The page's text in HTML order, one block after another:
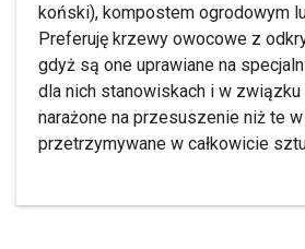
koński), kompostem ogrodowym
Preferuję krzewy owocowe z
gdyż są one uprawiane na
dla nich stanowiskach i w
narażone na przesuszenie niż te
przetrzymywane w całkowicie